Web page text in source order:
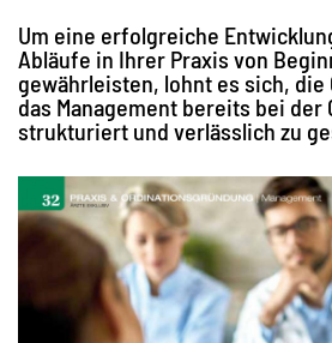
Um eine erfolgreiche
Abläufe in Ihrer Praxis von
gewährleisten, lohnt es sich, die
das Management bereits bei der
strukturiert und verlässlich zu